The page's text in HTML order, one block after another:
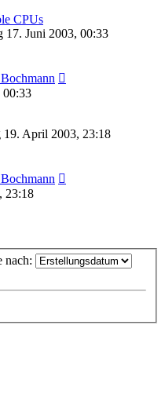
CPUs
17. Juni 2003, 00:33
00:33
19. April 2003, 23:18
23:18
nach: